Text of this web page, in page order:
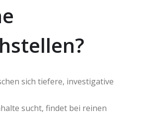
sich tiefere, investigative
sucht, findet bei reinen